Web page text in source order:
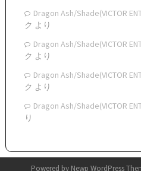
Dragon Ash/Shade(VICTOR
ク より
Dragon Ash/Shade(VICTOR
ク より
Dragon Ash/Shade(VICTOR
ク より
Dragon Ash/Shade(VICTOR
り
Powered by Newp WordPress